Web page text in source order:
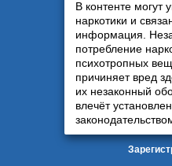
В контенте могут
наркотики и
информация.
потребление
психотропных
причиняет вред
их незаконный
влечёт